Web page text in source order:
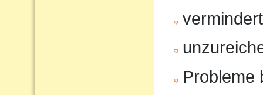
Probleme